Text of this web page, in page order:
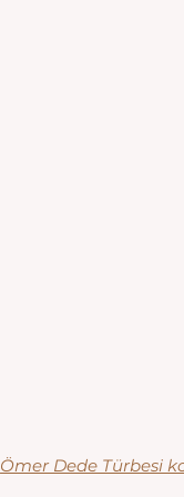
Ömer Dede Türbesi